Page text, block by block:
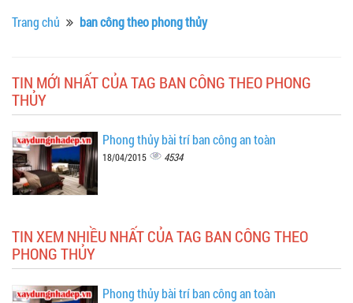
Trang chủ ban công theo phong thủy
TIN MỚI NHẤT CỦA TAG BAN CÔNG THEO PHONG
THỦY
Phong thủy bài trí ban công an toàn
18/04/2015 4534
TIN XEM NHIỀU NHẤT CỦA TAG BAN CÔNG THEO
PHONG THỦY
Phong thủy bài trí ban công an toàn